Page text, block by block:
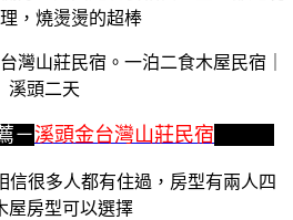
，燒燙燙的超棒
－溪頭金台灣山莊民宿
信很多人都有住過，房型有兩人四
屋房型可以選擇